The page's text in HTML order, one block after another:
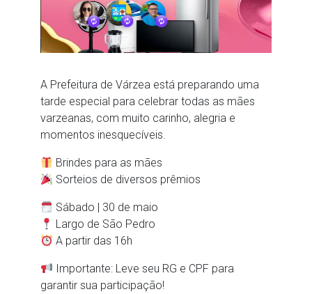
A Prefeitura de Várzea está preparando uma
tarde especial para celebrar todas as mães
varzeanas, com muito carinho, alegria e
momentos inesquecíveis.
Brindes para as mães
Sorteios de diversos prêmios
Sábado | 30 de maio
Largo de São Pedro
A partir das 16h
Importante: Leve seu RG e CPF para
garantir sua participação!